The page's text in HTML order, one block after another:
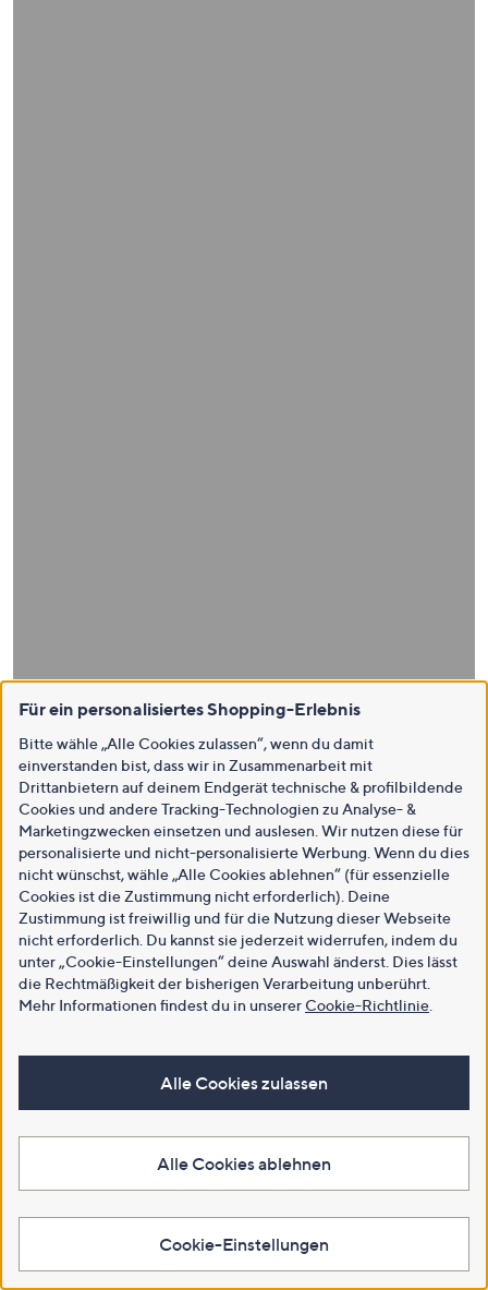
Für ein personalisiertes Shopping-Erlebnis
Bitte wähle „Alle Cookies zulassen“, wenn du damit
einverstanden bist, dass wir in Zusammenarbeit mit
Drittanbietern auf deinem Endgerät technische & profilbildende
Cookies und andere Tracking-Technologien zu Analyse- &
Marketingzwecken einsetzen und auslesen. Wir nutzen diese für
personalisierte und nicht-personalisierte Werbung. Wenn du dies
nicht wünschst, wähle „Alle Cookies ablehnen“ (für essenzielle
Cookies ist die Zustimmung nicht erforderlich). Deine
Zustimmung ist freiwillig und für die Nutzung dieser Webseite
nicht erforderlich. Du kannst sie jederzeit widerrufen, indem du
unter „Cookie-Einstellungen“ deine Auswahl änderst. Dies lässt
die Rechtmäßigkeit der bisherigen Verarbeitung unberührt.
Mehr Informationen findest du in unsererCookie-Richtlinie
Alle Cookies zulassen
Alle Cookies ablehnen
Cookie-Einstellungen